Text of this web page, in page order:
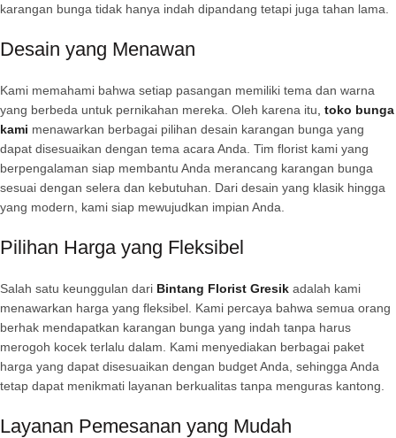
karangan bunga tidak hanya indah dipandang tetapi juga tahan lama.
Desain yang Menawan
Kami memahami bahwa setiap pasangan memiliki tema dan warna
yang berbeda untuk pernikahan mereka. Oleh karena itu toko bunga
kami menawarkan berbagai pilihan desain karangan bunga yang
dapat disesuaikan dengan tema acara Anda. Tim florist kami yang
berpengalaman siap membantu Anda merancang karangan bunga
sesuai dengan selera dan kebutuhan. Dari desain yang klasik hingga
yang modern, kami siap mewujudkan impian Anda.
Pilihan Harga yang Fleksibel
Salah satu keunggulan dari Bintang Florist Gresik adalah kami
menawarkan harga yang fleksibel. Kami percaya bahwa semua orang
berhak mendapatkan karangan bunga yang indah tanpa harus
merogoh kocek terlalu dalam. Kami menyediakan berbagai paket
harga yang dapat disesuaikan dengan budget Anda, sehingga Anda
tetap dapat menikmati layanan berkualitas tanpa menguras kantong.
Layanan Pemesanan yang Mudah